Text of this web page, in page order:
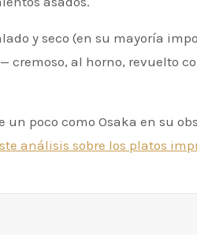
y seco (en su mayoría
cremoso, al horno, revuelto
poco como Osaka en su
análisis sobre los platos